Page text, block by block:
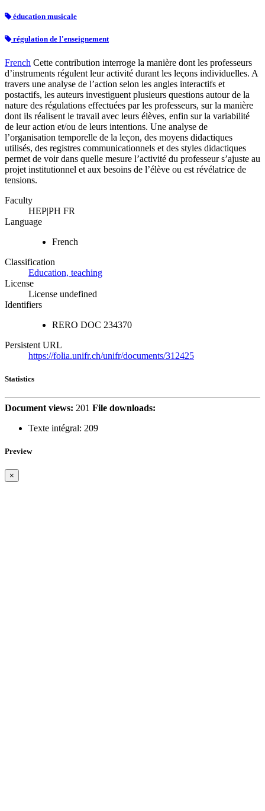
éducation musicale
régulation de l'enseignement
French Cette contribution interroge la manière dont les professeurs
d’instruments régulent leur activité durant les leçons individuelles. A
travers une analyse de l’action selon les angles interactifs et
postactifs, les auteurs investiguent plusieurs questions autour de la
nature des régulations effectuées par les professeurs, sur la manière
dont ils réalisent le travail avec leurs élèves, enfin sur la variabilité
de leur action et/ou de leurs intentions. Une analyse de
l’organisation temporelle de la leçon, des moyens didactiques
utilisés, des registres communicationnels et des styles didactiques
permet de voir dans quelle mesure l’activité du professeur s’ajuste au
projet institutionnel et aux besoins de l’élève ou est révélatrice de
tensions.
Faculty
HEP|PH FR
Language
French
Classification
Education, teaching
License
License undefined
Identifiers
RERO DOC 234370
Persistent URL
https://folia.unifr.ch/unifr/documents/312425
Statistics
Document views: 201 File downloads:
Texte intégral: 209
Preview
×